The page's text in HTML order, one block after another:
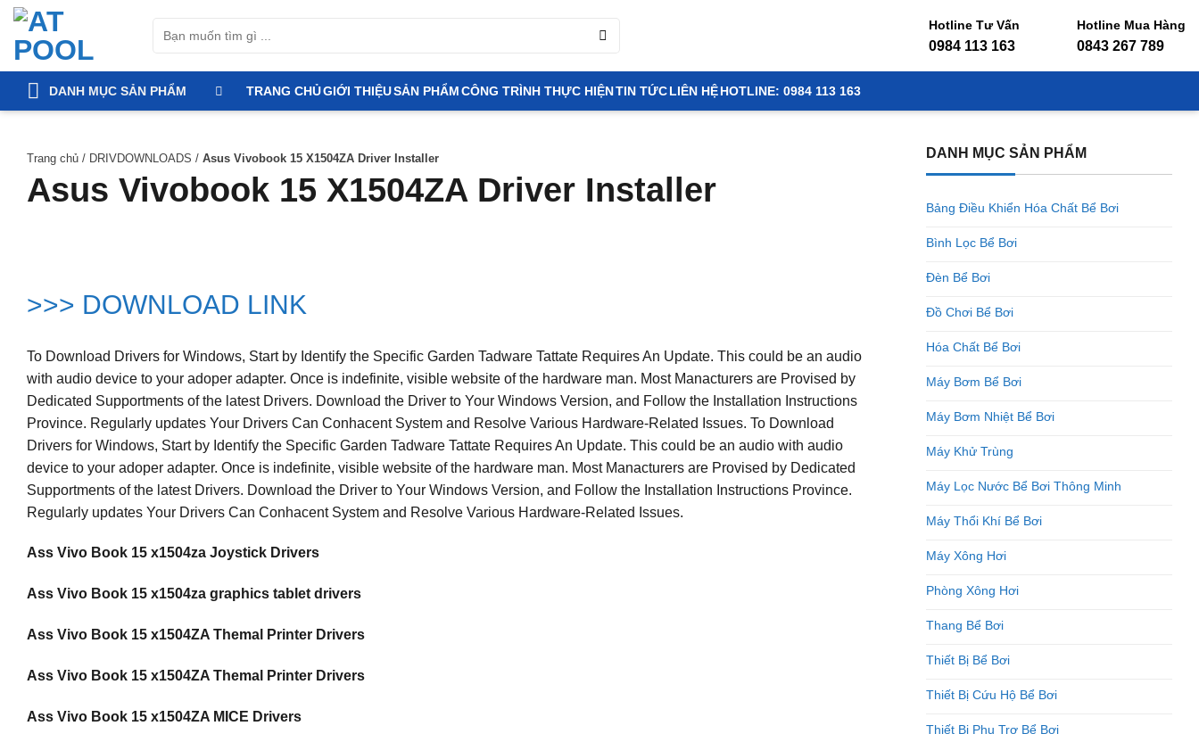
Bỏ
kiếm:
Hotline Tư Vấn
0984 113 163
Hotline Mua Hàng
0843 267 789
DANH MỤC SẢN PHẨM TRANG CHỦGIỚI THIỆUSẢN PHẨMCÔNG TRÌNH THỰC HIỆNTIN TỨCLIÊN HỆHOTLINE: 0984 113 163
Trang chủ / DRIVDOWNLOADS / Asus Vivobook 15 X1504ZA Driver Installer
Asus Vivobook 15 X1504ZA Driver Installer
>>> DOWNLOAD LINK
To Download Drivers for Windows, Start by Identify the Specific Garden Tadware Tattate Requires An Update. This could be an audio
with audio device to your adoper adapter. Once is indefinite, visible website of the hardware man. Most Manacturers are Provised by
Dedicated Supportments of the latest Drivers. Download the Driver to Your Windows Version, and Follow the Installation Instructions
Province. Regularly updates Your Drivers Can Conhacent System and Resolve Various Hardware-Related Issues. To Download
Drivers for Windows, Start by Identify the Specific Garden Tadware Tattate Requires An Update. This could be an audio with audio
device to your adoper adapter. Once is indefinite, visible website of the hardware man. Most Manacturers are Provised by Dedicated
Supportments of the latest Drivers. Download the Driver to Your Windows Version, and Follow the Installation Instructions Province.
Regularly updates Your Drivers Can Conhacent System and Resolve Various Hardware-Related Issues.
Ass Vivo Book 15 x1504za Joystick Drivers
Ass Vivo Book 15 x1504za graphics tablet drivers
Ass Vivo Book 15 x1504ZA Themal Printer Drivers
Ass Vivo Book 15 x1504ZA Themal Printer Drivers
Ass Vivo Book 15 x1504ZA MICE Drivers
DANH MỤC SẢN PHẨM
Bảng Điều Khiển Hóa Chất Bể Bơi
Bình Lọc Bể Bơi
Đèn Bể Bơi
Đồ Chơi Bể Bơi
Hóa Chất Bể Bơi
Máy Bơm Bể Bơi
Máy Bơm Nhiệt Bể Bơi
Máy Khử Trùng
Máy Lọc Nước Bể Bơi Thông Minh
Máy Thổi Khí Bể Bơi
Máy Xông Hơi
Phòng Xông Hơi
Thang Bể Bơi
Thiết Bị Bể Bơi
Thiết Bị Cứu Hộ Bể Bơi
Thiết Bị Phụ Trợ Bể Bơi